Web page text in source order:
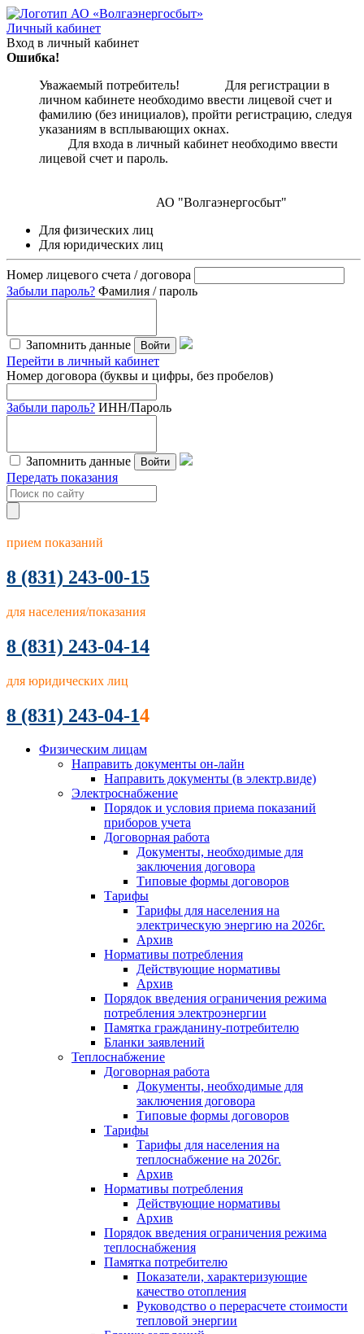
Личный кабинет
Вход в личный кабинет
Ошибка!
Уважаемый потребитель! Для регистрации в
личном кабинете необходимо ввести лицевой счет и
фамилию (без инициалов), пройти регистрацию, следуя
указаниям в всплывающих окнах.
Для входа в личный кабинет необходимо ввести
лицевой счет и пароль.
АО "Волгаэнергосбыт"
Для физических лиц
Для юридических лиц
Номер лицевого счета / договора
Забыли пароль? Фамилия / пароль
Запомнить данные Войти
Перейти в личный кабинет
Номер договора (буквы и цифры, без пробелов)
Забыли пароль? ИНН/Пароль
Запомнить данные Войти
Передать показания
прием показаний
8 (831) 243-00-15
для населения/показания
8 (831) 243-04-14
для юридических лиц
8 (831) 243-04-14
Физическим лицам
Направить документы он-лайн
Направить документы (в электр.виде)
Электроснабжение
Порядок и условия приема показаний
приборов учета
Договорная работа
Документы, необходимые для
заключения договора
Типовые формы договоров
Тарифы
Тарифы для населения на
электрическую энергию на 2026г.
Архив
Нормативы потребления
Действующие нормативы
Архив
Порядок введения ограничения режима
потребления электроэнергии
Памятка гражданину-потребителю
Бланки заявлений
Теплоснабжение
Договорная работа
Документы, необходимые для
заключения договора
Типовые формы договоров
Тарифы
Тарифы для населения на
теплоснабжение на 2026г.
Архив
Нормативы потребления
Действующие нормативы
Архив
Порядок введения ограничения режима
теплоснабжения
Памятка потребителю
Показатели, характеризующие
качество отопления
Руководство о перерасчете стоимости
тепловой энергии